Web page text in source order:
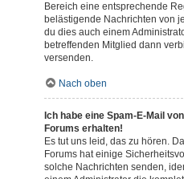
Bereich eine entsprechende
belästigende Nachrichten von
du dies auch einem
betreffenden Mitglied dann
versenden.
Nach oben
Ich habe eine Spam-E-Mail
Forums erhalten!
Es tut uns leid, das zu hören.
Forums hat einige
solche Nachrichten senden,